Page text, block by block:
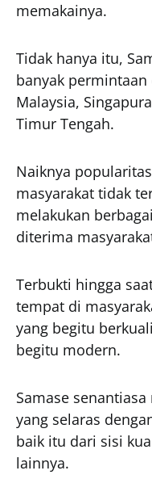
memakainya.
Tidak hanya itu,
banyak
Malaysia,
Timur Tengah.
Naiknya
masyarakat tidak
melakukan
diterima
Terbukti hingga
tempat di
yang begitu
begitu modern.
Samase
yang selaras
baik itu dari sisi
lainnya.